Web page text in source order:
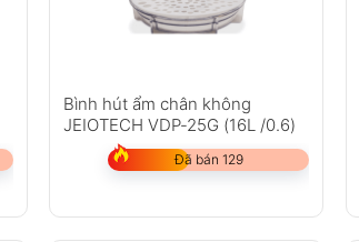
Bình hút ẩm chân không
JEIOTECH VDP-25G (16L /0.6)
Đã bán 129